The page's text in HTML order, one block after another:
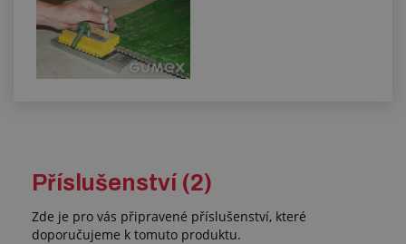
Příslušenství (2)
Zde je pro vás připravené příslušenství, které
doporučujeme k tomuto produktu.